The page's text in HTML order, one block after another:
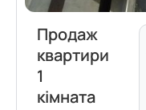
Продаж
квартири
1
кімната